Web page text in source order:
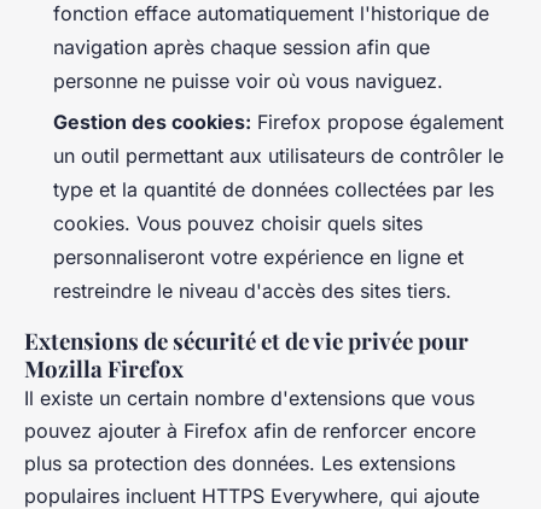
fonction efface automatiquement l'historique de
navigation après chaque session afin que
personne ne puisse voir où vous naviguez.
Gestion des cookies: Firefox propose également
un outil permettant aux utilisateurs de contrôler le
type et la quantité de données collectées par les
cookies. Vous pouvez choisir quels sites
personnaliseront votre expérience en ligne et
restreindre le niveau d'accès des sites tiers.
Extensions de sécurité et de vie privée pour
Mozilla Firefox
Il existe un certain nombre d'extensions que vous
pouvez ajouter à Firefox afin de renforcer encore
plus sa protection des données. Les extensions
populaires incluent HTTPS Everywhere, qui ajoute